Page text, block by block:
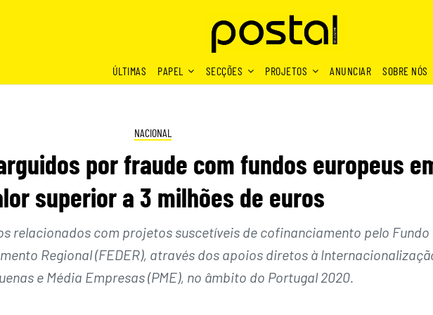
ÚLTIMAS
PAPEL SECÇÕES PROJETOS ANUNCIAR SOBRE NÓS
NACIONAL
por fraude com fundos europeus
superior a 3 milhões de euros
relacionados com projetos suscetíveis de cofinanciamento pelo Fundo
Regional (FEDER), através dos apoios diretos à
e Média Empresas (PME), no âmbito do Portugal 2020.